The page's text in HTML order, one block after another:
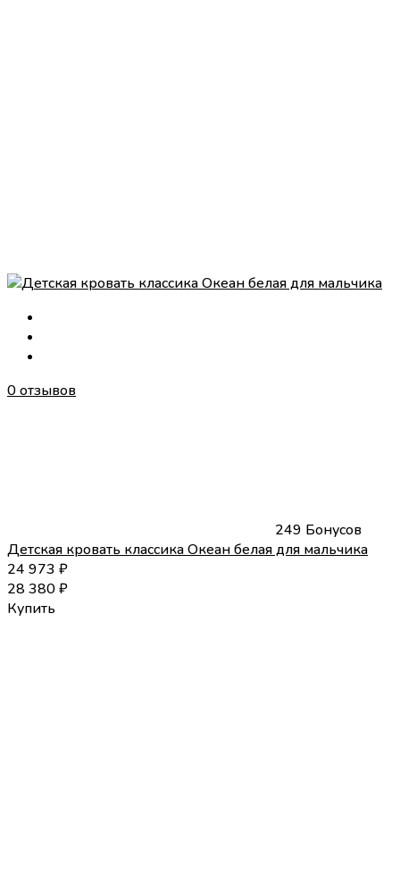
0 отзывов
249 Бонусов
Детская кровать классика Океан белая для мальчика
24 973 ₽
28 380₽
Купить